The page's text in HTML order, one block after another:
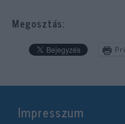
Megosztás:
Impresszum